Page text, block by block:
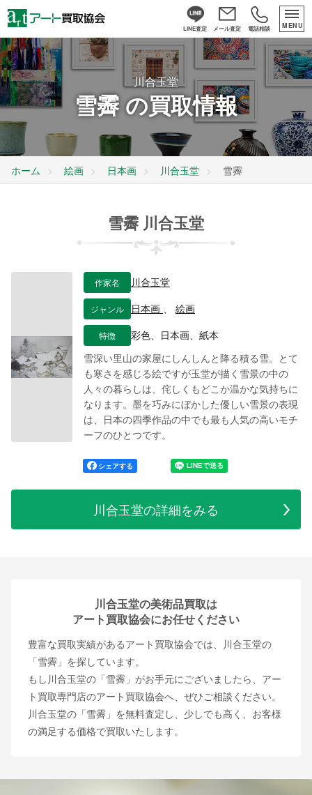
LINE査定 メール査定 電話相談 MENU
川合玉堂
雪霽 の買取情報
ホーム 絵画 日本画 川合玉堂 雪霽
雪霽 川合玉堂
作家名 川合玉堂
ジャンル 日本画 絵画
特徴 彩色、日本画、紙本
雪深い里山の家屋にしんしんと降る積る雪。とて
も寒さを感じる絵ですが玉堂が描く雪景の中の
人々の暮らしは、侘しくもどこか温かな気持ちに
なります。墨を巧みにぼかした優しい雪景の表現
は、日本の四季作品の中でも最も人気の高いモチ
ーフのひとつです。
シェアする
川合玉堂の詳細をみる
川合玉堂の美術品買取は
アート買取協会にお任せください
豊富な買取実績があるアート買取協会では、川合玉堂の
「雪霽」を探しています。
もし川合玉堂の「雪霽」がお手元にございましたら、アー
ト買取専門店のアート買取協会へ、ぜひご相談ください。
川合玉堂の「雪霽」を無料査定し、少しでも高く、お客様
の満足する価格で買取いたします。